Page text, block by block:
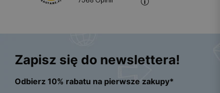
Zapisz się do newslettera!
Odbierz 10% rabatu na pierwsze zakupy*